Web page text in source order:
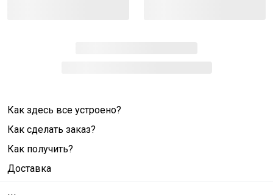
Как здесь все устроено?
Как сделать заказ?
Как получить?
Доставка